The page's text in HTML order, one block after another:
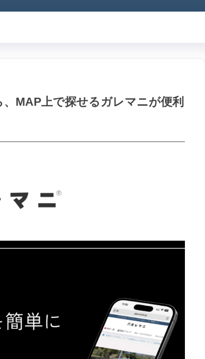
MAP上で探せるガレマニが便利